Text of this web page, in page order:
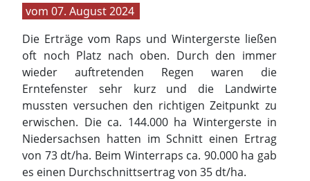
07. August 2024
Die Erträge vom Raps und Wintergerste ließen
oft noch Platz nach oben. Durch den immer
wieder auftretenden Regen waren die
Erntefenster sehr kurz und die Landwirte
mussten versuchen den richtigen Zeitpunkt zu
erwischen. Die ca. 144.000 ha Wintergerste in
Niedersachsen hatten im Schnitt einen Ertrag
von 73 dt/ha. Beim Winterraps ca. 90.000 ha gab
es einen Durchschnittsertrag von 35 dt/ha.